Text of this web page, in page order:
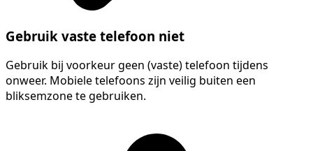
Gebruik vaste telefoon niet
Gebruik bij voorkeur geen (vaste) telefoon tijdens
onweer. Mobiele telefoons zijn veilig buiten een
bliksemzone te gebruiken.